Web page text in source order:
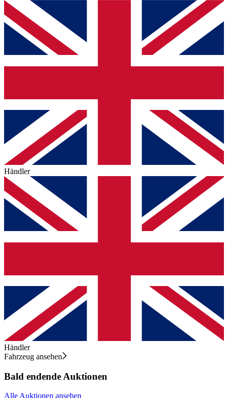
Händler
Händler
Fahrzeug ansehen
Bald endende Auktionen
Alle Auktionen ansehen